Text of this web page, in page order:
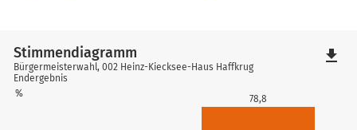
%
78,8
Stimmendiagramm
Bürgermeisterwahl, 002 Heinz-Kiecksee-Haus Haffkrug
Endergebnis
file_download